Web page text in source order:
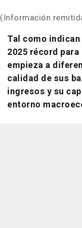
(Información
Tal como
2025 récord
empieza a
calidad de sus
ingresos y su
entorno